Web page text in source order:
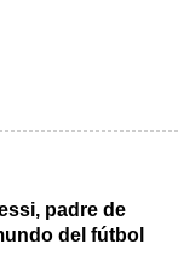
padre de
del fútbol